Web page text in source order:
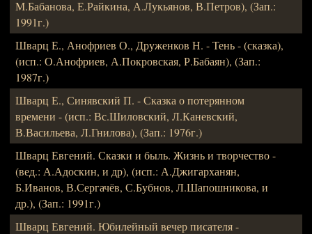
М.Бабанова, Е.Райкина, А.Лукьянов, В.Петров), (Зап.:
1991г.)
Шварц Е., Анофриев О., Друженков Н. - Тень - (сказка),
(исп.: О.Анофриев, А.Покровская, Р.Бабаян), (Зап.:
1987г.)
Шварц Е., Синявский П. - Сказка о потерянном
времени - (исп.: Вс.Шиловский, Л.Каневский,
В.Васильева, Л.Гнилова), (Зап.: 1976г.)
Шварц Евгений. Сказки и быль. Жизнь и творчество -
(вед.: А.Адоскин, и др), (исп.: А.Джигарханян,
Б.Иванов, В.Сергачёв, С.Бубнов, Л.Шапошникова, и
др.), (Зап.: 1991г.)
Шварц Евгений. Юбилейный вечер писателя -